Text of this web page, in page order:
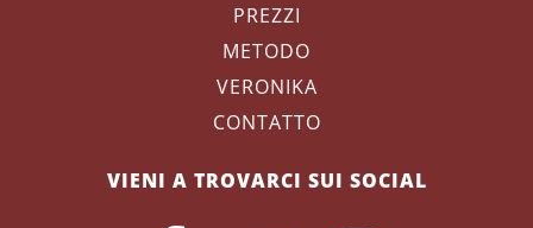
PREZZI
METODO
VERONIKA
CONTATTO
VIENI A TROVARCI SUI SOCIAL